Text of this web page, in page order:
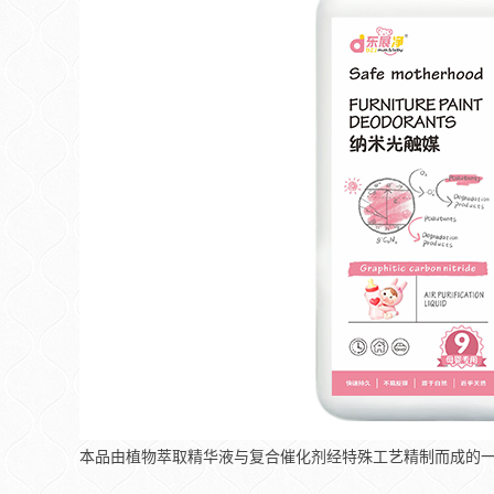
本品由植物萃取精华液与复合催化剂经特殊工艺精制而成